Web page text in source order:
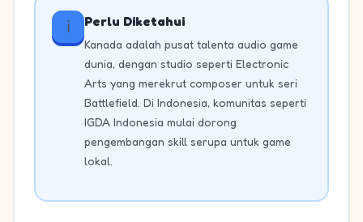
ℹ️ Perlu Diketahui
Kanada adalah pusat talenta audio game
dunia, dengan studio seperti Electronic
Arts yang merekrut composer untuk seri
Battlefield. Di Indonesia, komunitas seperti
IGDA Indonesia mulai dorong
pengembangan skill serupa untuk game
lokal.